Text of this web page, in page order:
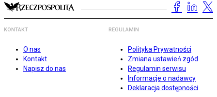
KONTAKT
O nas
Kontakt
Napisz do nas
REGULAMIN
Polityka Prywatności
Zmiana ustawień zgód
Regulamin serwisu
Informacje o nadawcy
Deklaracja dostępności